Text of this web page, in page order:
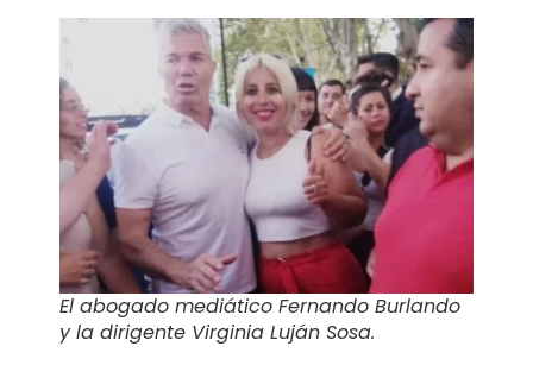
El abogado mediático Fernando Burlando
y la dirigente Virginia Luján Sosa.